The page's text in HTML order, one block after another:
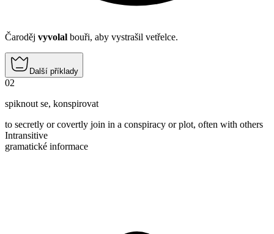
Čaroděj vyvolal bouři, aby vystrašil vetřelce.
Další příklady
02
spiknout se, konspirovat
to secretly or covertly join in a conspiracy or plot, often with others
Intransitive
gramatické informace